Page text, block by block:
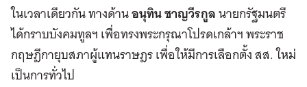
ในเวลาเดียวกัน ทางด้านอนุทิน ชาญวีรกูลนายกรัฐมนตรี
ได้กราบบังคมทูลฯ เพื่อทรงพระกรุณาโปรดเกล้าฯ พระราช
กฤษฎีกายุบสภาผู้แทนราษฎร เพื่อให้มีการเลือกตั้ง สส. ใหม่
เป็นการทั่วไป